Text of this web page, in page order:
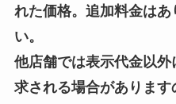
れた価格。追加料金は
い。
他店舗では表示代金以
求される場合があります